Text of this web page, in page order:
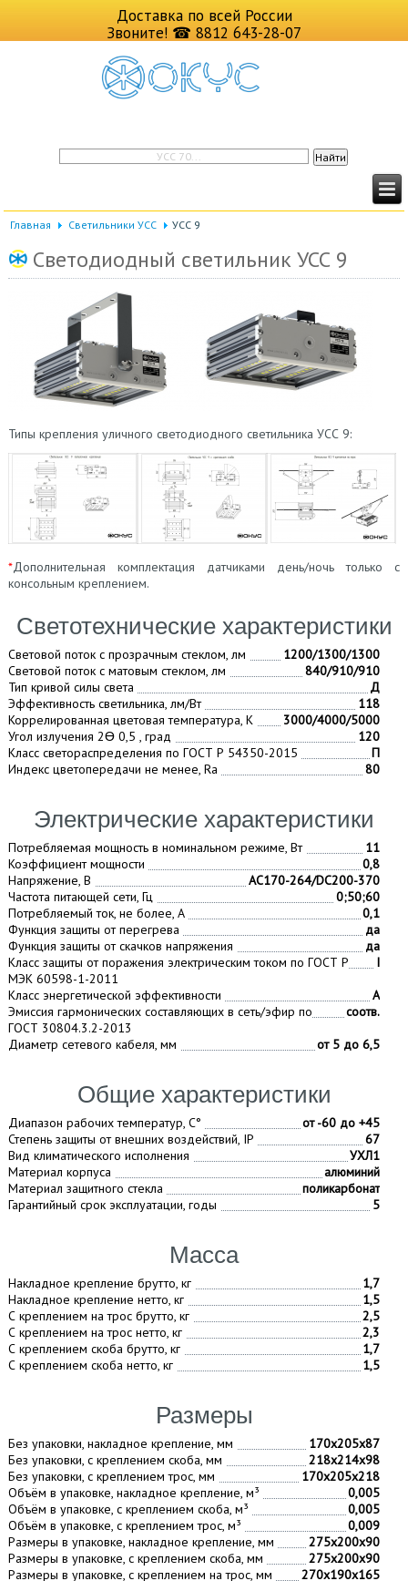
Доставка по всей России
Звоните! ☎ 8812 643-28-07
Главная Светильники УСС УСС 9
Светодиодный светильник УСС 9
Типы крепления уличного светодиодного светильника УСС 9:
*Дополнительная комплектация датчиками день/ночь только с
консольным креплением.
Светотехнические характеристики
1200/1300/1300
Световой поток с прозрачным стеклом, лм
840/910/910
Световой поток с матовым стеклом, лм
Д
Тип кривой силы света
118
Эффективность светильника, лм/Вт
3000/4000/5000
Коррелированная цветовая температура, К
120
Угол излучения 2Ɵ 0,5 , град
П
Класс светораспределения по ГОСТ Р 54350-2015
80
Индекс цветопередачи не менее, Ra
Электрические характеристики
11
Потребляемая мощность в номинальном режиме, Вт
0,8
Коэффициент мощности
AC170-264/DC200-370
Напряжение, В
0;50;60
Частота питающей сети, Гц
0,1
Потребляемый ток, не более, A
да
Функция защиты от перегрева
да
Функция защиты от скачков напряжения
I
Класс защиты от поражения электрическим током по ГОСТ Р
МЭК 60598-1-2011
А
Класс энергетической эффективности
соотв.
Эмиссия гармонических составляющих в сеть/эфир по
ГОСТ 30804.3.2-2013
от 5 до 6,5
Диаметр сетевого кабеля, мм
Общие характеристики
от -60 до +45
Диапазон рабочих температур, С°
67
Степень защиты от внешних воздействий, IP
УХЛ1
Вид климатического исполнения
алюминий
Материал корпуса
поликарбонат
Материал защитного стекла
5
Гарантийный срок эксплуатации, годы
Масса
1,7
Накладное крепление брутто, кг
1,5
Накладное крепление нетто, кг
2,5
С креплением на трос брутто, кг
2,3
С креплением на трос нетто, кг
1,7
С креплением скоба брутто, кг
1,5
С креплением скоба нетто, кг
Размеры
170х205х87
Без упаковки, накладное крепление, мм
218х214х98
Без упаковки, с креплением скоба, мм
170х205х218
Без упаковки, с креплением трос, мм
0,005
Объём в упаковке, накладное крепление, м³
0,005
Объём в упаковке, с креплением скоба, м³
0,009
Объём в упаковке, с креплением трос, м³
275х200х90
Размеры в упаковке, накладное крепление, мм
275х200х90
Размеры в упаковке, с креплением скоба, мм
270х190х165
Размеры в упаковке, с креплением на трос, мм